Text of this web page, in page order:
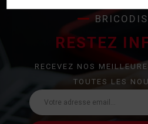
RESTEZ
RECEVEZ NOS
TOUTES LES